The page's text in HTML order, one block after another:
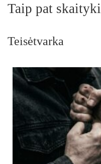
Taip pat
Teisėtvarka